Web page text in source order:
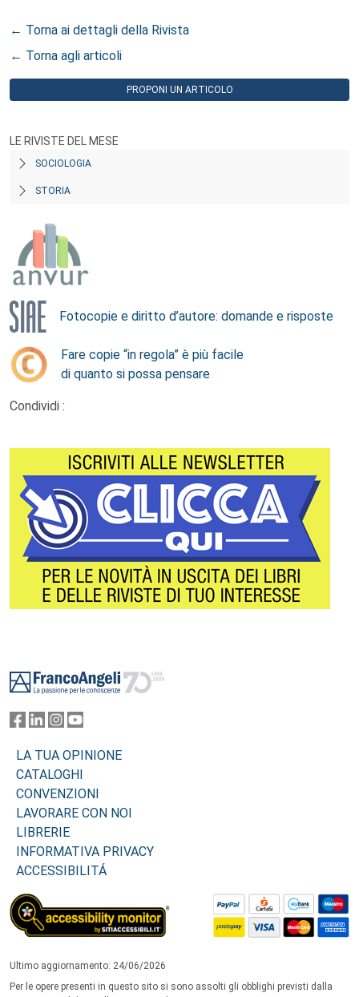
← Torna ai dettagli della Rivista
← Torna agli articoli
PROPONI UN ARTICOLO
LE RIVISTE DEL MESE
SOCIOLOGIA
STORIA
Fotocopie e diritto d’autore: domande e risposte
Fare copie “in regola” è più facile
di quanto si possa pensare
Condividi :
LA TUA OPINIONE
CATALOGHI
CONVENZIONI
LAVORARE CON NOI
LIBRERIE
INFORMATIVA PRIVACY
ACCESSIBILITÁ
Ultimo aggiornamento: 24/06/2026
Per le opere presenti in questo sito si sono assolti gli obblighi previsti dalla